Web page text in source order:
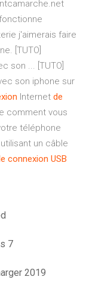
j'aimerais faire
[TUTO]
son ... [TUTO]
son iphone sur
Internet de
comment vous
téléphone
un câble
connexion USB
7
2019